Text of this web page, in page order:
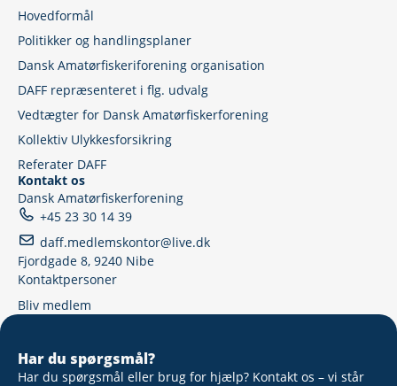
Hovedformål
Politikker og handlingsplaner
Dansk Amatørfiskeriforening organisation
DAFF repræsenteret i flg. udvalg
Vedtægter for Dansk Amatørfiskerforening
Kollektiv Ulykkesforsikring
Referater DAFF
Kontakt os
Dansk Amatørfiskerforening
+45 23 30 14 39
daff.medlemskontor@live.dk
Fjordgade 8, 9240 Nibe
Kontaktpersoner
Bliv medlem
Har du spørgsmål?
Har du spørgsmål eller brug for hjælp? Kontakt os – vi står